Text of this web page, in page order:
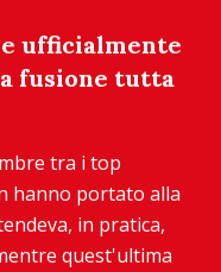
ufficialmente
fusione tutta
tra i top
hanno portato alla
in pratica,
quest'ultima